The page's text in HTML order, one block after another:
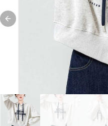
Previous slide